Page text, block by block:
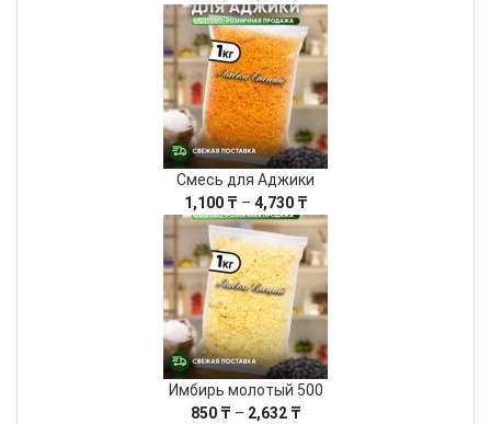
цен:
500 ₸
–
1,170 ₸
Смесь для Аджики
1,100 ₸ – 4,730 ₸Диапазон
цен:
1,100 ₸
–
4,730 ₸
Имбирь молотый 500
850 ₸ – 2,632 ₸Диапазон